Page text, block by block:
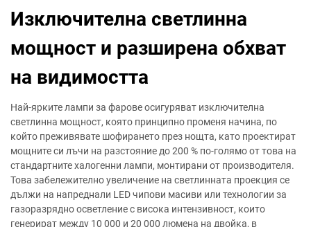
Изключителна светлинна
мощност и разширена обхват
на видимостта
Най-ярките лампи за фарове осигуряват изключителна
светлинна мощност, която принципно променя начина, по
който преживявате шофирането през нощта, като проектират
мощните си лъчи на разстояние до 200 % по-голямо от това на
стандартните халогенни лампи, монтирани от производителя.
Това забележително увеличение на светлинната проекция се
дължи на напреднали LED чипови масиви или технологии за
газоразрядно осветление с висока интензивност, които
генерират между 10 000 и 20 000 люмена на двойка, в